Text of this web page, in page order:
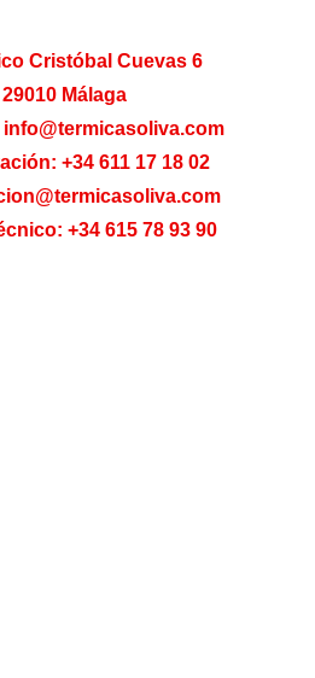
Cristóbal Cuevas 6
29010 Málaga
+34 611 17 18 02
+34 615 78 93 90